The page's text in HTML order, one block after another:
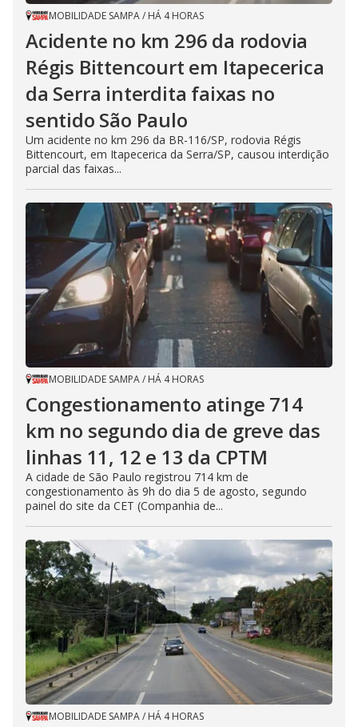
MOBILIDADE SAMPA/ HÁ 4 HORAS
Acidente no km 296 da rodovia
Régis Bittencourt em Itapecerica
da Serra interdita faixas no
sentido São Paulo
Um acidente no km 296 da BR-116/SP, rodovia Régis
Bittencourt, em Itapecerica da Serra/SP, causou interdição
parcial das faixas...
MOBILIDADE SAMPA/ HÁ 4 HORAS
Congestionamento atinge 714
km no segundo dia de greve das
linhas 11, 12 e 13 da CPTM
A cidade de São Paulo registrou 714 km de
congestionamento às 9h do dia 5 de agosto, segundo
painel do site da CET (Companhia de...
MOBILIDADE SAMPA/ HÁ 4 HORAS